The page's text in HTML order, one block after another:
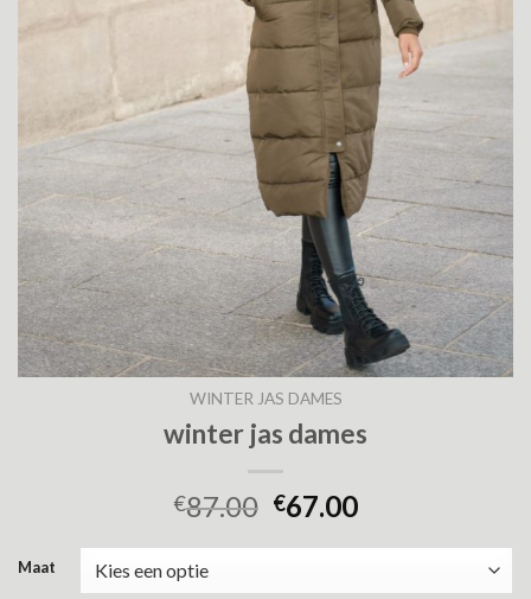
WINTER JAS DAMES
winter jas dames
€87.00 €67.00
Maat